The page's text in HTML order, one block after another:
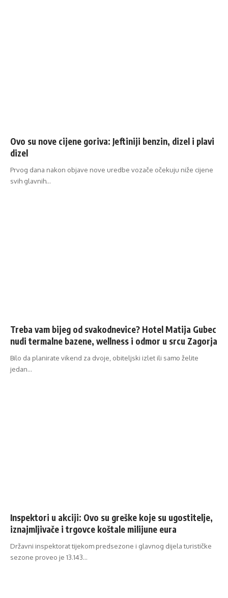
Ovo su nove cijene goriva: Jeftiniji benzin, dizel i plavi
dizel
Prvog dana nakon objave nove uredbe vozače očekuju niže cijene
svih glavnih…
Treba vam bijeg od svakodnevice? Hotel Matija Gubec
nudi termalne bazene, wellness i odmor u srcu Zagorja
Bilo da planirate vikend za dvoje, obiteljski izlet ili samo želite
jedan…
Inspektori u akciji: Ovo su greške koje su ugostitelje,
iznajmljivače i trgovce koštale milijune eura
Državni inspektorat tijekom predsezone i glavnog dijela turističke
sezone proveo je 13.143…